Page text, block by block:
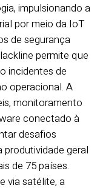
impulsionando a
por meio da IoT
de segurança
permite que
incidentes de
operacional. A
monitoramento
conectado à
desafios
produtividade geral
de 75 países.
via satélite, a